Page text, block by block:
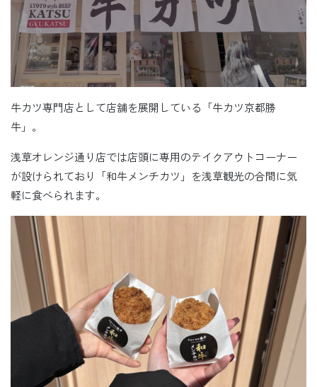
牛カツ専門店として店舗を展開している「牛カツ京都勝
牛」。
浅草オレンジ通り店では店頭に専用のテイクアウトコーナー
が設けられており「和牛メンチカツ」を浅草観光の合間に気
軽に食べられます。